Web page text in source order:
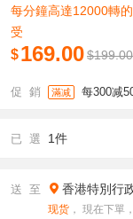
每分鐘高達12000轉
受
$169.00$199.00
促 銷 滿减 每300减
已 選 1件
送 至 香港特別行
现货 ， 現在下單